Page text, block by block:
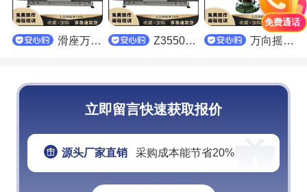
滑座万向摇臂钻床 Z3550系列滑座万向摇臂钻床 万向摇臂钻床
立即留言快速获取报价
源头厂家直销 采购成本能节省20%
免费通话